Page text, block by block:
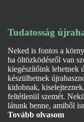
Tudatosság
Neked is fontos a
ha öltözködésről van
kiegészítőink lehetnek
készülhetnek
kidobnak,
feltétlenül szemét.
látunk benne, amiből
Tovább olvasom